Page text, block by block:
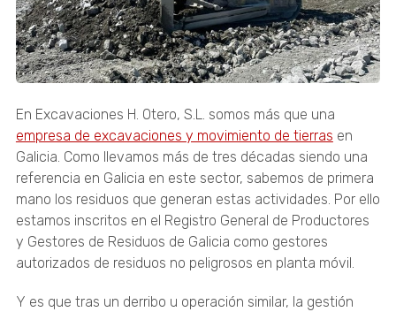
En Excavaciones H. Otero, S.L. somos más que una
empresa de excavaciones y movimiento de tierras en
Galicia. Como llevamos más de tres décadas siendo una
referencia en Galicia en este sector, sabemos de primera
mano los residuos que generan estas actividades. Por ello
estamos inscritos en el Registro General de Productores
y Gestores de Residuos de Galicia como gestores
autorizados de residuos no peligrosos en planta móvil.
Y es que tras un derribo u operación similar, la gestión